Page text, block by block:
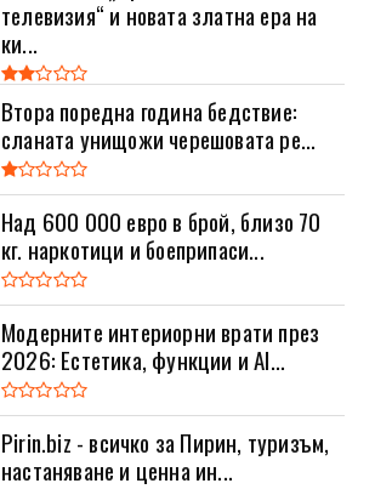
телевизия“ и новата златна ера на
ки...
Втора поредна година бедствие:
сланата унищожи черешовата ре...
Над 600 000 евро в брой, близо 70
кг. наркотици и боеприпаси...
Модерните интериорни врати през
2026: Естетика, функции и AI...
Pirin.biz - всичко за Пирин, туризъм,
настаняване и ценна ин...